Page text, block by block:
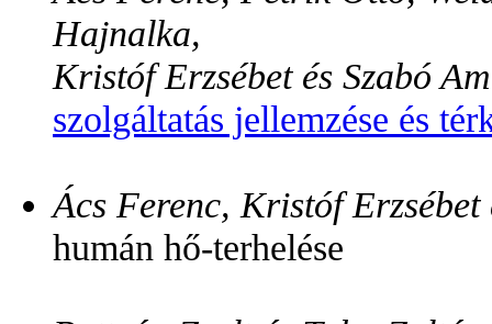
Hajnalka,
Kristóf Erzsébet és Szabó
szolgáltatás jellemzése és
Ács Ferenc, Kristóf
humán hő-terhelése